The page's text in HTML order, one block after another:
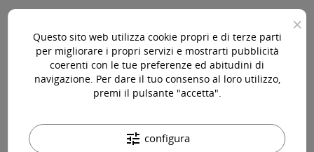
AGGIUNGI AL CARRELLO 
Disponibile
spedizione gratuita!
×
Questo sito web utilizza cookie propri e di terze parti
per migliorare i propri servizi e mostrarti pubblicità
coerenti con le tue preferenze ed abitudini di
navigazione. Per dare il tuo consenso al loro utilizzo,
premi il pulsante "accetta".
tune configura